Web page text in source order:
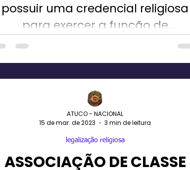
possuir uma credencial religiosa
para exercer a função de
sacerdote na Umbanda, Jurema
ou Candomblé.
ASSOCIAÇÃO DE CLASSE
legalização religiosa
ATUCO - NACIONAL
15 de mar. de 2023
3 min de leitura